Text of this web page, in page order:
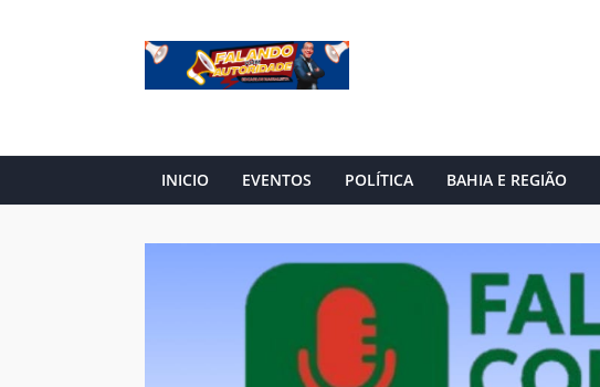
INICIO EVENTOS POLÍTICA BAHIA E REGIÃO